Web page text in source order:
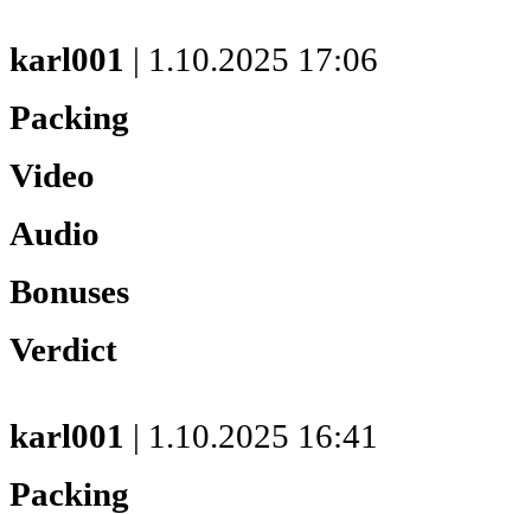
karl001 | 1.10.2025 17:06
Packing
Video
Audio
Bonuses
Verdict
karl001 | 1.10.2025 16:41
Packing